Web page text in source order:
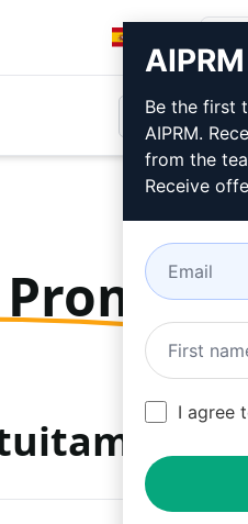
Prompt
Be the first
AIPRM.
from the
Receive
I agree